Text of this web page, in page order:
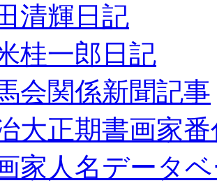
清輝日記
桂一郎日記
会関係新聞記事
大正期書画家
家人名データ